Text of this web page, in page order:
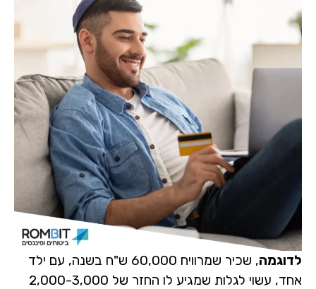
לדוגמה, שכיר שמרוויח 60,000 ש"ח
בשנה, עם ילד
אחד, עשוי לגלות שמגיע לו החזר של 2,000-3,000